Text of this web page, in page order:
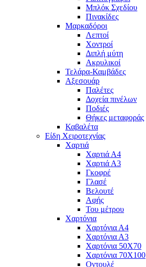
Μπλόκ Σχεδίου
Πινακίδες
Μαρκαδόροι
Λεπτοί
Χοντροί
Διπλή μύτη
Ακρυλικοί
Τελάρα-Καμβάδες
Αξεσουάρ
Παλέτες
Δοχεία πινέλων
Ποδιές
Θήκες μεταφοράς
Καβαλέτα
Είδη Χειροτεχνίας
Χαρτιά
Χαρτιά Α4
Χαρτιά Α3
Γκοφρέ
Γλασέ
Βελουτέ
Αφής
Του μέτρου
Χαρτόνια
Χαρτόνια Α4
Χαρτόνια Α3
Χαρτόνια 50Χ70
Χαρτόνια 70Χ100
Οντουλέ